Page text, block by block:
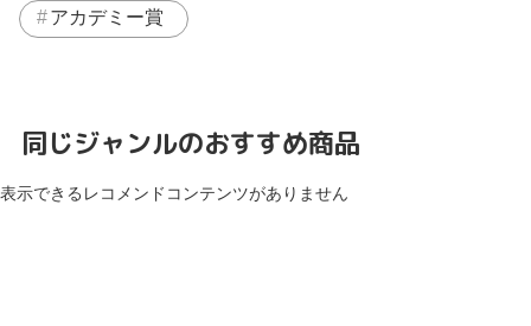
アカデミー賞
同じジャンルのおすすめ商品
表示できるレコメンドコンテンツがありません